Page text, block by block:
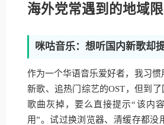
海外党常遇到的地域
咪咕音乐：想听国内新歌却
作为一个华语音乐爱好者，我习惯
新歌、追热门综艺的OST，但到
歌曲灰掉，要么直接提示“该内
用”。试过换浏览器、清缓存都没